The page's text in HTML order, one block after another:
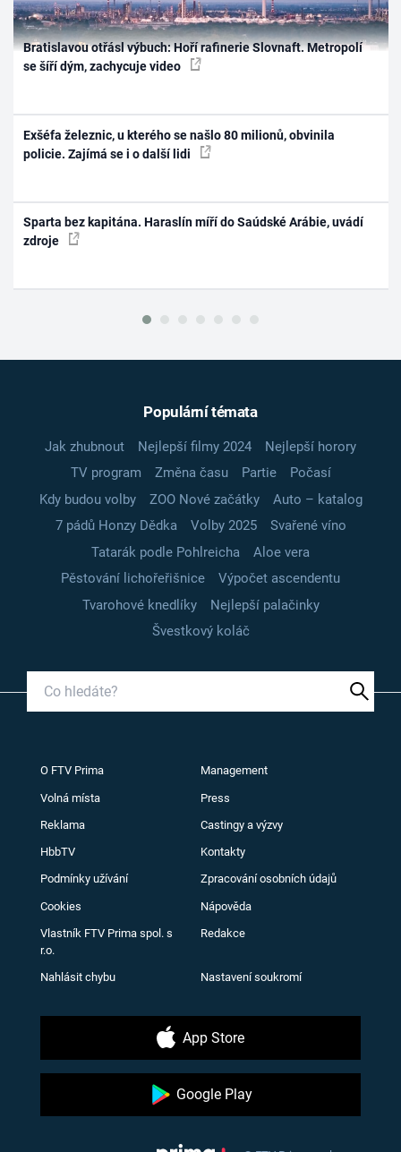
Bratislavou otřásl výbuch: Hoří rafinerie Slovnaft. Metropolí
se šíří dým, zachycuje video
Exšéfa železnic, u kterého se našlo 80 milionů, obvinila
policie. Zajímá se i o další lidi
Sparta bez kapitána. Haraslín míří do Saúdské Arábie, uvádí
zdroje
Populární témata
Jak zhubnout Nejlepší filmy 2024
Nejlepší horory
TV program
Změna času Partie
Počasí
Kdy budou volby
ZOO Nové začátky
Auto – katalog
7 pádů Honzy Dědka
Volby 2025
Svařené víno
Tatarák podle Pohlreicha
Aloe vera
Pěstování lichořeřišnice
Výpočet ascendentu
Tvarohové knedlíky
Nejlepší palačinky
Švestkový koláč
O FTV Prima Management
Volná místa Press
Reklama Castingy a výzvy
HbbTV Kontakty
Podmínky užívání Zpracování osobních údajů
Cookies Nápověda
Vlastník FTV Prima spol. s
r.o.
Redakce
Nahlásit chybu Nastavení soukromí
App Store
Google Play